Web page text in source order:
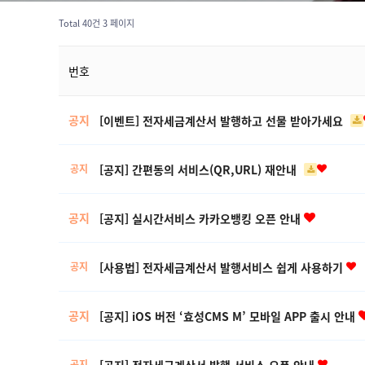
Total 40건 3 페이지
번호
공지 [이벤트] 전자세금계산서 발행하고 선물 받아가세요
공지 [공지] 간편동의 서비스(QR,URL) 재안내
공지 [공지] 실시간서비스 카카오뱅킹 오픈 안내
공지 [사용법] 전자세금계산서 발행서비스 쉽게 사용하기
공지 [공지] iOS 버전 ‘효성CMS M’ 모바일 APP 출시 안내